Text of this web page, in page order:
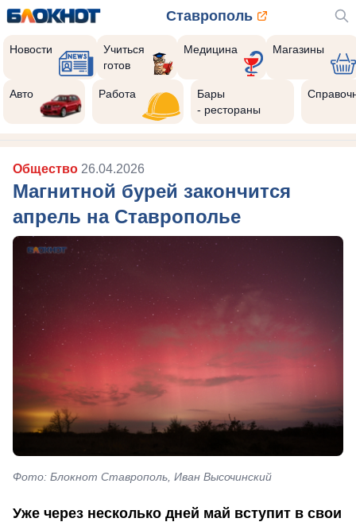
Ставрополь
Новости
Учиться
готов
Медицина Магазины
Авто Работа
Бары
- рестораны
Общество 26.04.2026
Магнитной бурей закончится
апрель на Ставрополье
Фото: Блокнот Ставрополь, Иван Высочинский
Уже через несколько дней май вступит в свои